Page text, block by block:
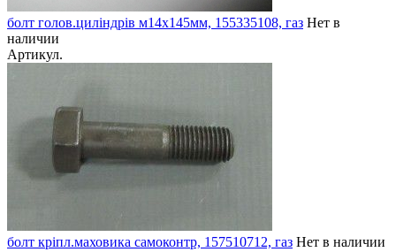
болт голов.циліндрів м14х145мм, 155335108, газ Нет в
наличии
Артикул.
болт кріпл.маховика самоконтр, 157510712, газ Нет в наличии